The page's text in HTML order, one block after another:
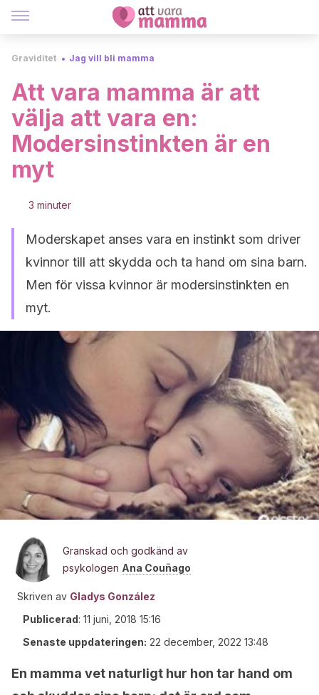
Graviditet Jag vill bli mamma
Att vara mamma är att
välja att vara en:
Modersinstinkten är en
myt
3 minuter
Moderskapet anses vara en instinkt som driver
kvinnor till att skydda och ta hand om sina barn.
Men för vissa kvinnor är modersinstinkten en
myt.
Granskad och godkänd av
psykologen Ana Couñago
Skriven av Gladys González
Publicerad: 11 juni, 2018 15:16
Senaste uppdateringen: 22 december, 2022 13:48
En mamma vet naturligt hur hon tar hand om